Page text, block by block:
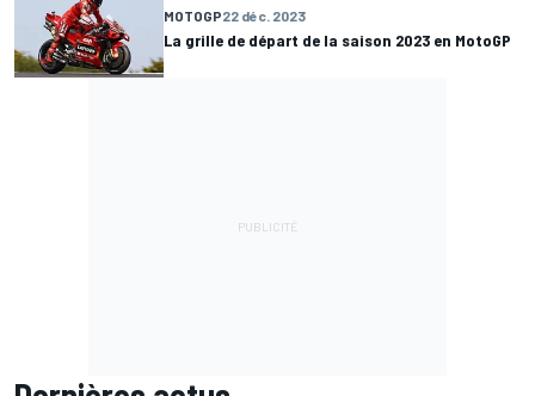
MOTOGP22 déc. 2023
La grille de départ de la saison 2023 en MotoGP